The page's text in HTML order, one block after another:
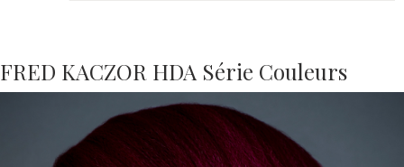
FRED KACZOR HDA Série Couleurs